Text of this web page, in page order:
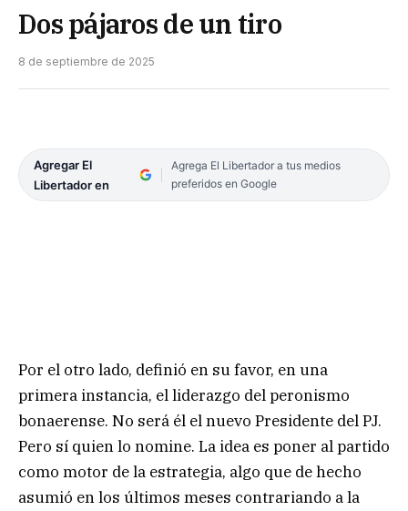
Dos pájaros de un tiro
8 de septiembre de 2025
Agregar El
Libertador en
Agrega El Libertador a tus medios
preferidos en Google
Por el otro lado, definió en su favor, en una
primera instancia, el liderazgo del peronismo
bonaerense. No será él el nuevo Presidente del PJ.
Pero sí quien lo nomine. La idea es poner al partido
como motor de la estrategia, algo que de hecho
asumió en los últimos meses contrariando a la